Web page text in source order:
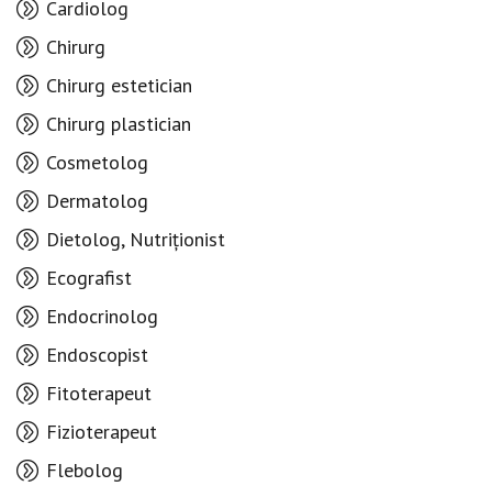
Cardiolog
Chirurg
Chirurg estetician
Chirurg plastician
Cosmetolog
Dermatolog
Dietolog, Nutriționist
Ecografist
Endocrinolog
Endoscopist
Fitoterapeut
Fizioterapeut
Flebolog